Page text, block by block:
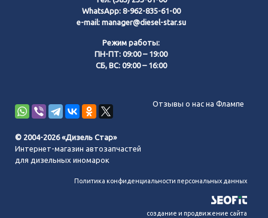
WhatsApp: 8-962-835-61-00
e-mail: manager@diesel-star.su
Режим работы:
ПН-ПТ: 09:00 – 19:00
СБ, ВС: 09:00 – 16:00
Отзывы о нас на Флампе
© 2004-2026 «Дизель Стар»
Интернет-магазин автозапчастей
для дизельных иномарок
Политика конфиденциальности персональных данных
создание и продвижение сайта